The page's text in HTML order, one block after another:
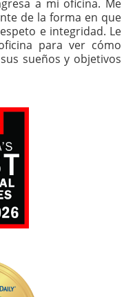
a mi oficina. Me
de la forma en que
e integridad. Le
para ver cómo
sueños y objetivos